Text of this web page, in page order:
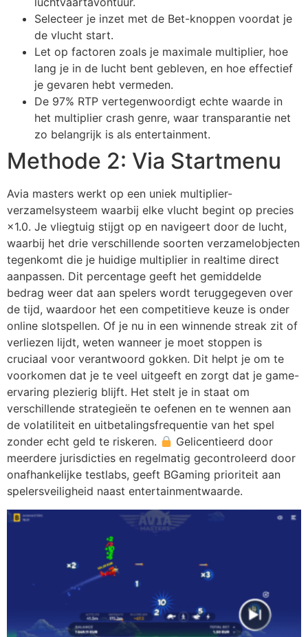
Selecteer je inzet met de Bet-knoppen voordat je
de vlucht start.
Let op factoren zoals je maximale multiplier, hoe
lang je in de lucht bent gebleven, en hoe effectief
je gevaren hebt vermeden.
De 97% RTP vertegenwoordigt echte waarde in
het multiplier crash genre, waar transparantie net
zo belangrijk is als entertainment.
Methode 2: Via Startmenu
Avia masters werkt op een uniek multiplier-
verzamelsysteem waarbij elke vlucht begint op precies
×1.0. Je vliegtuig stijgt op en navigeert door de lucht,
waarbij het drie verschillende soorten verzamelobjecten
tegenkomt die je huidige multiplier in realtime direct
aanpassen. Dit percentage geeft het gemiddelde
bedrag weer dat aan spelers wordt teruggegeven over
de tijd, waardoor het een competitieve keuze is onder
online slotspellen. Of je nu in een winnende streak zit of
verliezen lijdt, weten wanneer je moet stoppen is
cruciaal voor verantwoord gokken. Dit helpt je om te
voorkomen dat je te veel uitgeeft en zorgt dat je game-
ervaring plezierig blijft. Het stelt je in staat om
verschillende strategieën te oefenen en te wennen aan
de volatiliteit en uitbetalingsfrequentie van het spel
zonder echt geld te riskeren.
Gelicentieerd door
meerdere jurisdicties en regelmatig gecontroleerd door
onafhankelijke testlabs, geeft BGaming prioriteit aan
spelersveiligheid naast entertainmentwaarde.